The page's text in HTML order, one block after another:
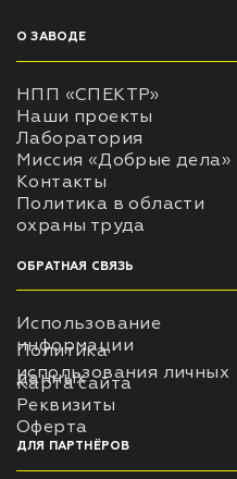
О ЗАВОДЕ
НПП «СПЕКТР»
Наши проекты
Лаборатория
Миссия «Добрые дела»
Контакты
Политика в области
ОБРАТНАЯ СВЯЗЬ
Использование
Политика
данных
Карта сайта
Реквизиты
Оферта
ДЛЯ ПАРТНЁРОВ